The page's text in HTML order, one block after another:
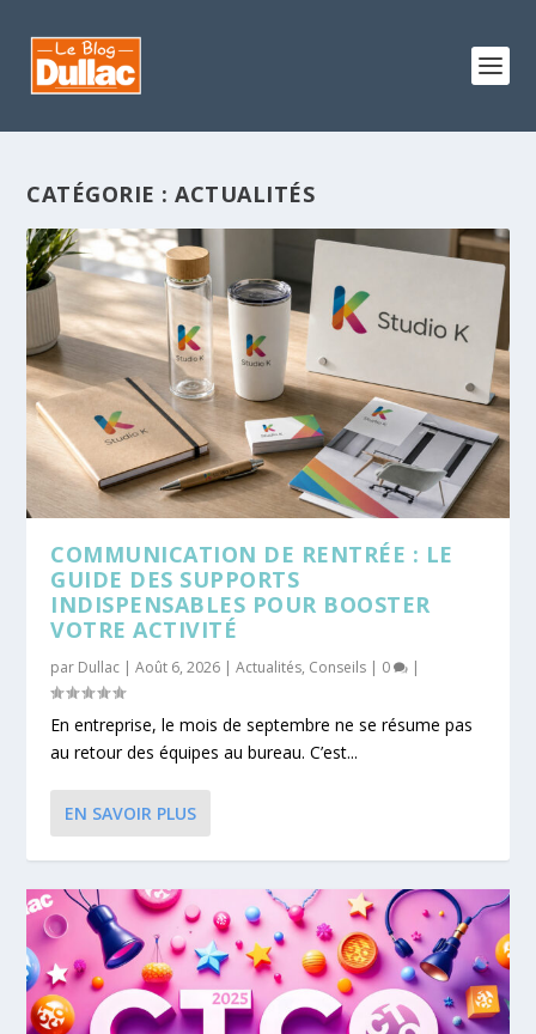
CATÉGORIE :ACTUALITÉS
COMMUNICATION DE RENTRÉE : LE
GUIDE DES SUPPORTS
INDISPENSABLES POUR BOOSTER
VOTRE ACTIVITÉ
par Dullac |Août 6, 2026 |Actualités, Conseils | 0 |
En entreprise, le mois de septembre ne se résume pas
au retour des équipes au bureau. C’est...
EN SAVOIR PLUS